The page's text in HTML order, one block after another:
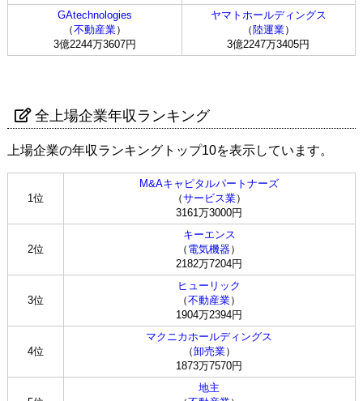
GAtechnologies
（不動産業）
3億2244万3607円
ヤマトホールディングス
（ 陸運業）
3億2247万3405円
全上場企業年収ランキング
上場企業の年収ランキングトップ10を表示しています。
1位
M&Aキャピタルパートナーズ
（サービス業）
3161万3000円
2位
キーエンス
（ 電気機器）
2182万7204円
3位
ヒューリック
（不動産業）
1904万2394円
4位
マクニカホールディングス
（卸売業）
1873万7570円
地主